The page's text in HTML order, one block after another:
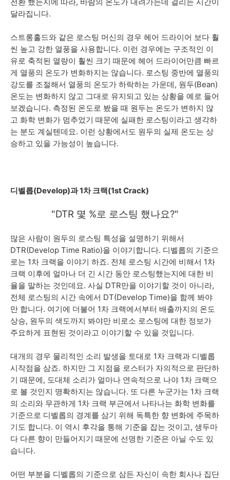
달라집니다.
스트롱홀드와 같은 로스팅 머신의 경우 헤어 드라이어 보다 훨
씬 높고 강한 열풍을 사용합니다. 이런 경우에는 구조적인 이
유로 축적된 열량이 훨씬 크기 때문에 헤어 드라이어만큼 빠르
게 열풍의 온도가 변화하지는 않습니다. 로스팅 중반에 열풍의
강도를 조절해서 열풍의 온도가 하락하는 가운데, 원두(Bean)
온도는 변화하지 않고 그대로 유지되고 있는 상황을 예로 들어
보겠습니다. 측정된 온도로 봤을 때 원두는 온도가 변하지 않
고 화학 변화가 멈추었기 때문에 실패한 로스팅이라고 생각하
는 분도 계실텐데요. 이런 상황에서도 원두의 실제 온도는 상
승하고 있을 가능성이 높습니다.
디벨롭(Develop)과 1차 크랙(1st Crack)
"DTR 몇 %로 로스팅 했나요?"
많은 사람이 원두의 로스팅 특성을 설명하기 위해서
DTR(Develop Time Ratio)을 이야기합니다. 디벨롭의 기준으
로는 1차 크랙을 이야기 하죠. 전체 로스팅 시간에 비해서 1차
크랙 이후에 얼마나 더 긴 시간 동안 로스팅했는지에 대한 비
율을 말하는 것인데요. 사실 DTR만을 이야기할 것이 아니라,
전체 로스팅의 시간 속에서 DT(Develop Time)을 함께 봐야
만 합니다. 여기에 더불어 1차 크랙에서부터 배출까지의 온도
상승, 원두의 색도까지 봐야만 비로소 로스팅에 대한 정보가
주요하게 표현된 것이라고 이야기할 수 있을 것입니다.
대개의 경우 물리적인 소리 발생을 토대로 1차 크랙과 디벨롭
시작점을 삼죠. 하지만 그 지점을 로스터가 자의적으로 판단하
기 때문에, 도대체 소리가 얼마나 연속적으로 나야 1차 크랙으
로 볼 것인지 명확하지는 않습니다. 또 다른 누군가는 1차 크랙
의 소리와 무관하게 1차 크랙 부근에서 나타나는 화학 변화를
기준으로 디벨롭의 경계를 삼기 위해 독특한 향 변화에 주목하
기도 합니다. 이 역시 후각을 통해 기준을 잡는 것이고, 생두마
다 다른 향이 만들어지기 때문에 선명한 기준은 아닐 수도 있
습니다.
어떤 부분을 디벨롭의 기준으로 삼든 자신이 속한 회사나 집단